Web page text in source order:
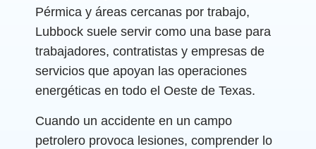
Pérmica y áreas cercanas por trabajo,
Lubbock suele servir como una base para
trabajadores, contratistas y empresas de
servicios que apoyan las operaciones
energéticas en todo el Oeste de Texas.
Cuando un accidente en un campo
petrolero provoca lesiones, comprender lo